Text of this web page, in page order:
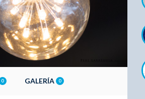
0 GALERÍA 0